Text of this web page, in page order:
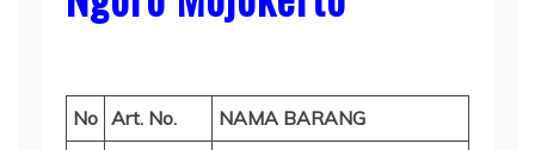
No Art. No.
NAMA BARANG